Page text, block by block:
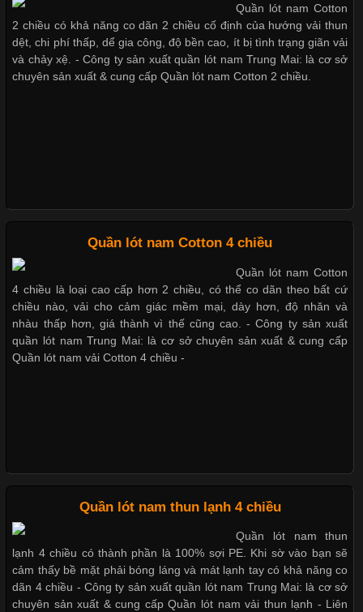
Chất Liệu Lycra Có Gì Đặc Biệt Trong Ngành Thời Trang?
Cập nhật 2026-05-27 17:03:46
Vải Lycra Là Gì? Chất Liệu Co Giãn Được Ưa Chuộng Trong
Chất Liệu Bamboo Xu Hướng Mới Trong Ngành Thời Trang
Cập nhật 2026-05-21 14:59:25
Trong những năm gần đây, vải Bamboo đang trở thành một
trong những chất liệu được yêu thích trong ngành thời trang
nhờ đặc tính mềm mại, thoáng khí và thân thiện với môi trường.
Không chỉ được ứng dụng trong quần áo thường ngày, loại vải
Cập nhật 2026-05-20 14:58:56
Vải thun là một trong những chất liệu được sử dụng rộng rãi
nhất trong ngành thời trang nhờ đặc tính co giãn, mềm mại và
thoải mái khi mặc. Từ áo thun, đồ thể thao cho đến đồ lót nam,
vải thun luôn đóng vai trò quan trọng trong quá trình sản xuất.
Hiện nay, nhu cầu tìm kiếm quần lót nam giá
Thị hiều quần lót nam bơi lội nam và nữ 2017
Mẫu quần lót nam giá rẻ sốt hè 2017
Những mẩu quần lót nam thông dụng hiện nay
Bộ sưu tập quần lót nam Boxer TpHCM
Cá tính chất đàn ông với bộ 3 quần lót nam tam giác giá rẻ
Quần lót nam Cotton
2 chiều có khả năng co dãn 2 chiều cố định của hướng vải thun
dệt, chi phí thấp, dể gia công, độ bền cao, ít bị tình trạng giãn vải
và chảy xệ. - Công ty sản xuất quần lót nam Trung Mai: là cơ sở
chuyên sản xuất & cung cấp Quần lót nam Cotton 2 chiều.
Quần lót nam Cotton 4 chiều
Quần lót nam Cotton
4 chiều là loại cao cấp hơn 2 chiều, có thể co dãn theo bất cứ
chiều nào, vải cho cảm giác mềm mại, dày hơn, độ nhăn và
nhàu thấp hơn, giá thành vì thế cũng cao. - Công ty sản xuất
quần lót nam Trung Mai: là cơ sở chuyên sản xuất & cung cấp
Quần lót nam vải Cotton 4 chiều -
Quần lót nam thun lạnh 4 chiều
Quần lót nam thun
lạnh 4 chiều có thành phần là 100% sợi PE. Khi sờ vào bạn sẽ
cảm thấy bề mặt phải bóng láng và mát lạnh tay có khả năng co
dãn 4 chiều - Công ty sản xuất quần lót nam Trung Mai: là cơ sở
chuyên sản xuất & cung cấp Quần lót nam vải thun lạnh - Liên